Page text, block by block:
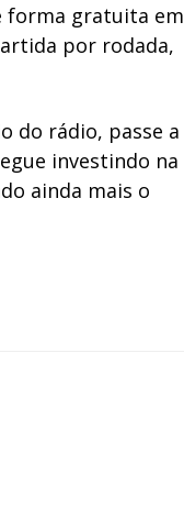
forma gratuita em
por rodada,
do rádio, passe a
investindo na
ainda mais o